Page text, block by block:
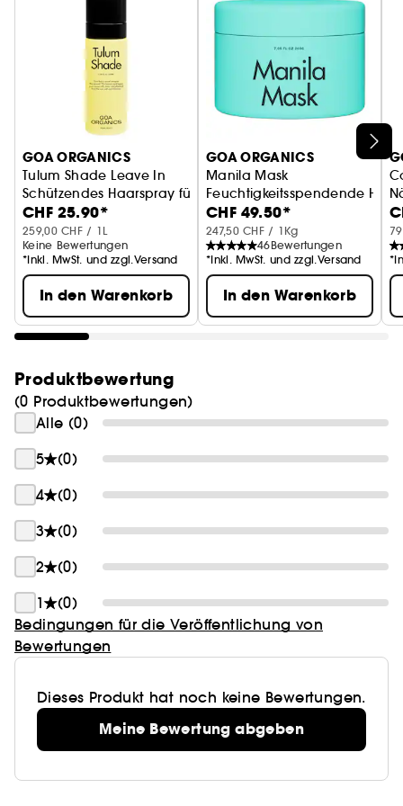
GOA ORGANICS
Tulum Shade Leave In
Schützendes Haarspray für den Sommer
CHF 25.90*
259,00 CHF / 1L
Keine Bewertungen
*Inkl. MwSt. und zzgl.Versand
In den Warenkorb
GOA ORGANICS
Manila Mask
Feuchtigkeitsspendende
CHF 49.50*
247,50 CHF / 1Kg
46Bewertungen
*Inkl. MwSt. und zzgl.Versand
In den Warenkorb
Produktbewertung
(0 Produktbewertungen)
Alle (0)
5
(0)
4
(0)
3
(0)
2
(0)
1
(0)
Bedingungen für die Veröffentlichung von
Bewertungen
Dieses Produkt hat noch keine Bewertungen.
Meine Bewertung abgeben